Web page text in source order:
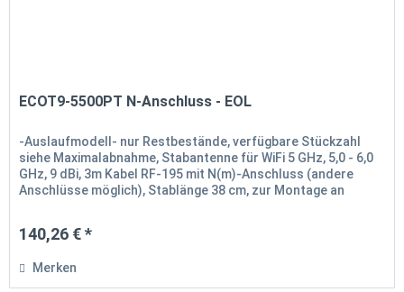
ECOT9-5500PT N-Anschluss - EOL
-Auslaufmodell- nur Restbestände, verfügbare Stückzahl
siehe Maximalabnahme, Stabantenne für WiFi 5 GHz, 5,0 - 6,0
GHz, 9 dBi, 3m Kabel RF-195 mit N(m)-Anschluss (andere
Anschlüsse möglich), Stablänge 38 cm, zur Montage an
140,26 € *
Merken